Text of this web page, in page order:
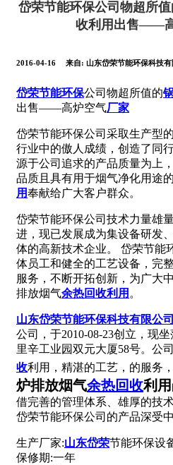
岱荣节能环保公司物超所
收利用出售——
2016-04-16 来自: 山东岱荣节能环保科技有
岱荣节能环保公司物超所值的
出售——高炉空气厂家
岱荣节能环保公司采取生产型
行业中的傲人成绩，创造了同
源于公司追求的产品质量为上
品质且具有用于烟气净化用途
用奉献给广大客户群众。
岱荣节能环保公司技术力量雄
进，现已发展成为集设备研发
体的高新技术企业。 岱荣节能
体员工和健全的工艺设备，完
服务，不断开拓创新，为广大
排放烟气余热回收利用 。
山东岱荣节能环保科技有限公司
公司，于2010-08-23创立，现
里辛工业园双元大厦58号。公
收利用，精湛的工艺，的服务
炉排放烟气余热回收利用
借完善的管理体系、雄厚的技
岱荣节能环保公司的产品深受
生产厂家:山东岱荣节能环保设
保修期:一年